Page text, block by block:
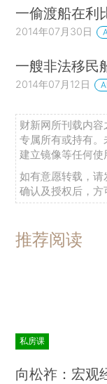
一偷渡船在利
2014年07月30日
一艘非法移民
2014年07月12日
财新网所刊载内
专属所有或持有
建立镜像等任何使
如有意愿转载，请
确认及授权后，方
推荐阅读
私房课
向松祚：宏观